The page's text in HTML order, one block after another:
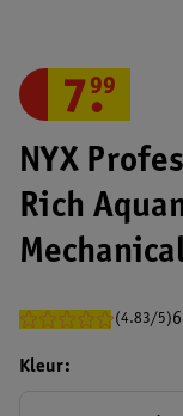
NYX
Rich
(4.83/5)
7.
99
Kleur